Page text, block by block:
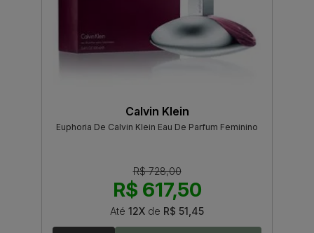
Calvin Klein
Euphoria De Calvin Klein Eau De Parfum Feminino
R$ 728,00
R$ 617,50
Até 12X de R$ 51,45